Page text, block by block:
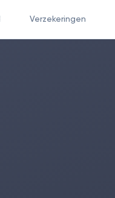
Verzekeringen